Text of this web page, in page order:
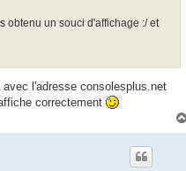
obtenu un souci d'affichage :/ et
l'adresse consolesplus.net
correctement